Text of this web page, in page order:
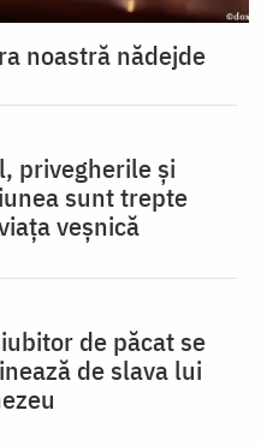
noastră nădejde
privegherile și
sunt trepte
veșnică
de păcat se
de slava lui